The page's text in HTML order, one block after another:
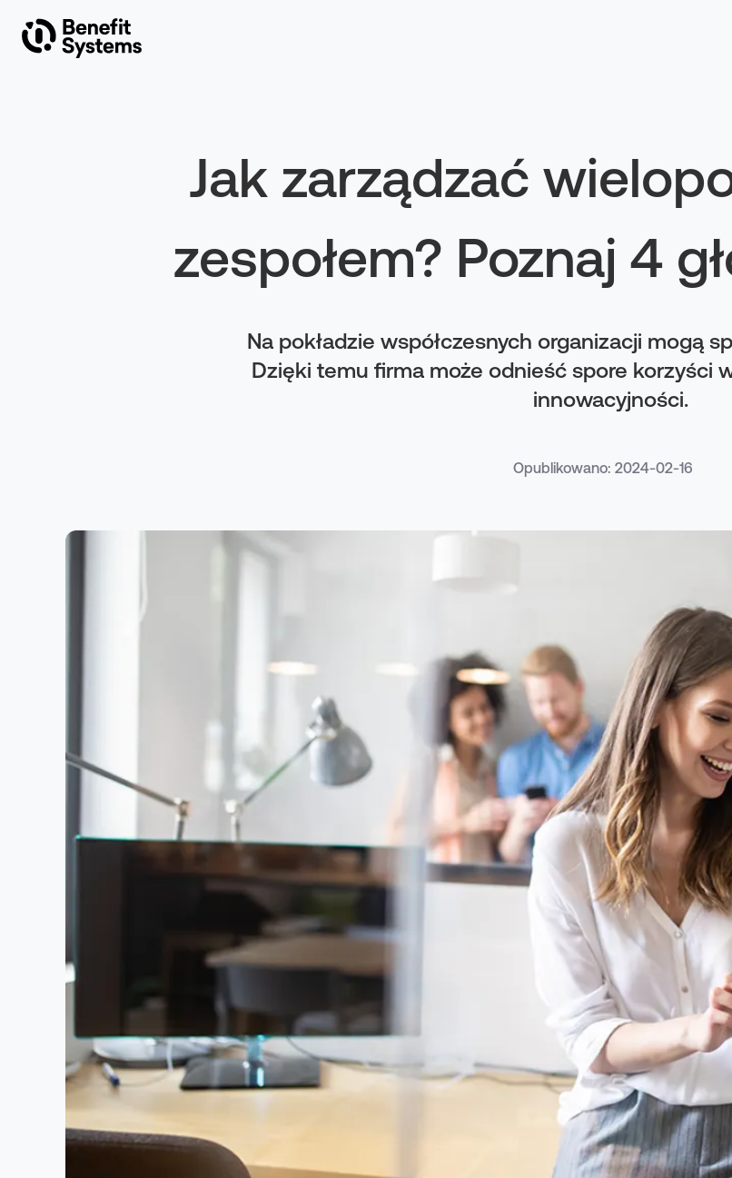
Jak zarządzać
zespołem? Poznaj 4
Na pokładzie współczesnych organizacji mogą
Dzięki temu firma może odnieść spore korzyści
innowacyjności.
Opublikowano: 2024-02-16